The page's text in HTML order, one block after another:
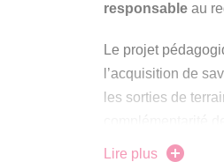
responsable au
Le projet
l’acquisition de
les sorties de
confrontation de
Lire plus